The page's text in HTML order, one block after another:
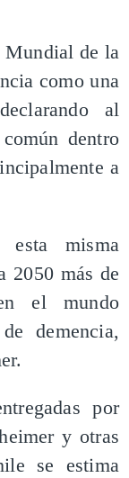
Mundial de la
como una
al
dentro
a
esta misma
2050 más de
el mundo
demencia,
por
y otras
se estima